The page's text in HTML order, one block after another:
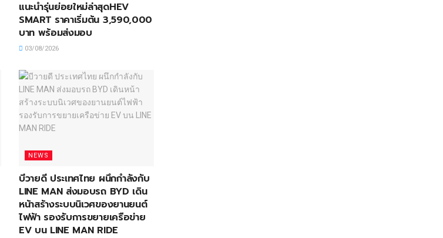
แนะนำรุ่นย่อยใหม่ล่าสุดHEV
SMART ราคาเริ่มต้น 3,590,000
บาท พร้อมส่งมอบ
03/08/2026
NEWS
บีวายดี ประเทศไทย ผนึกกำลังกับ
LINE MAN ส่งมอบรถ BYD เดิน
หน้าสร้างระบบนิเวศของยานยนต์
ไฟฟ้า รองรับการขยายเครือข่าย
EV บน LINE MAN RIDE